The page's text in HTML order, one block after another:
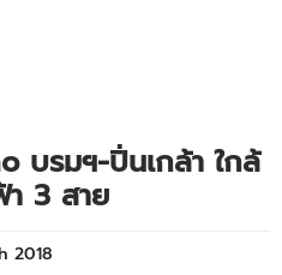
บรมฯ-ปิ่นเกล้า ใกล้
3 สาย
2018